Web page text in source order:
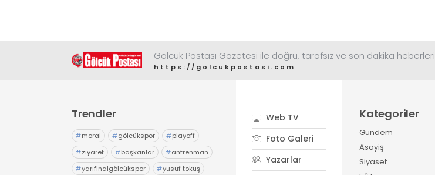
Gölcük Postası Gazetesi ile doğru, tarafsız ve son dakika heberleri
https://golcukpostasi.com
Trendler
#moral #gölcükspor #playoff
#ziyaret #başkanlar #antrenman
#yarıfinalgölcükspor #yusuf tokuş
Web TV
Foto Galeri
Yazarlar
Kategoriler
Gündem
Asayiş
Siyaset